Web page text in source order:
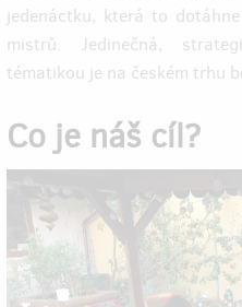
jedenáctku, která to
mistrů. Jedinečná,
tématikou je na českém trhu
Co je náš cíl?